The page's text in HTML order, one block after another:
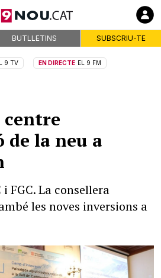
BUTLLETINS SUBSCRIU-TE
9 TV EN DIRECTE EL 9 FM
centre
de la neu a
FGC. La consellera
les noves inversions a